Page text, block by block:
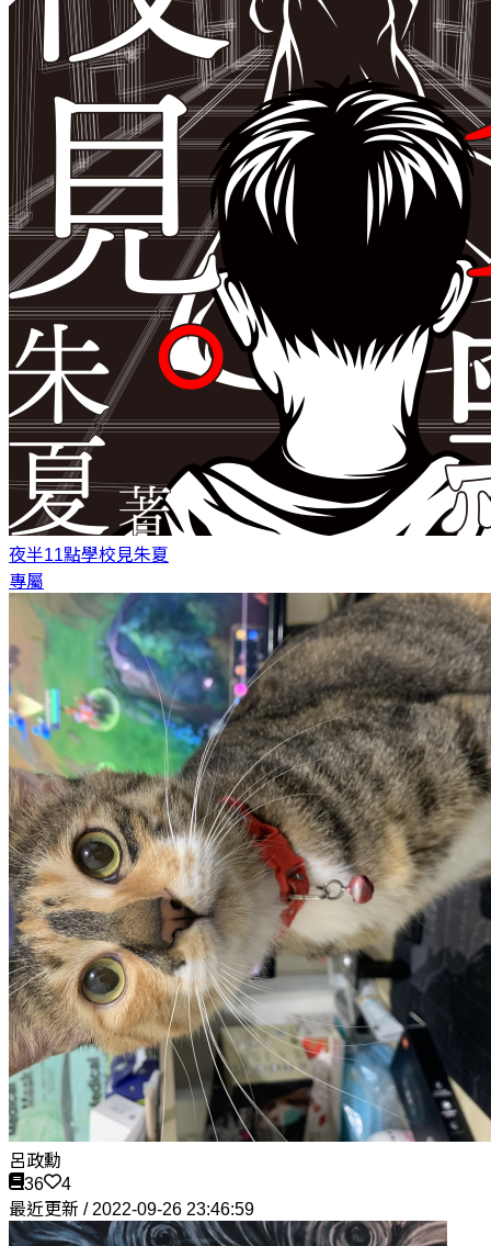
夜半11點學校見朱夏
專屬
呂政勳
36
4
最近更新 / 2022-09-26 23:46:59